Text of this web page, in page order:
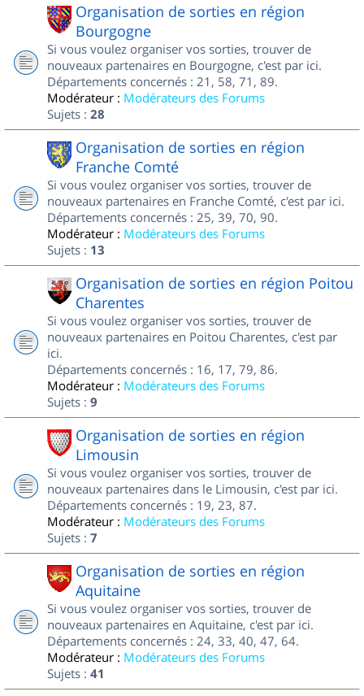
Organisation de sorties en région
Bourgogne
Si vous voulez organiser vos sorties, trouver de
nouveaux partenaires en Bourgogne, c'est par ici.
Départements concernés : 21, 58, 71, 89.
Modérateur : Modérateurs des Forums
Sujets : 28
Organisation de sorties en région
Franche Comté
Si vous voulez organiser vos sorties, trouver de
nouveaux partenaires en Franche Comté, c'est par ici.
Départements concernés : 25, 39, 70, 90.
Modérateur : Modérateurs des Forums
Sujets : 13
Organisation de sorties en région Poitou
Charentes
Si vous voulez organiser vos sorties, trouver de
nouveaux partenaires en Poitou Charentes, c'est par
ici.
Départements concernés : 16, 17, 79, 86.
Modérateur : Modérateurs des Forums
Sujets : 9
Organisation de sorties en région
Limousin
Si vous voulez organiser vos sorties, trouver de
nouveaux partenaires dans le Limousin, c'est par ici.
Départements concernés : 19, 23, 87.
Modérateur : Modérateurs des Forums
Sujets : 7
Organisation de sorties en région
Aquitaine
Si vous voulez organiser vos sorties, trouver de
nouveaux partenaires en Aquitaine, c'est par ici.
Départements concernés : 24, 33, 40, 47, 64.
Modérateur : Modérateurs des Forums
Sujets : 41